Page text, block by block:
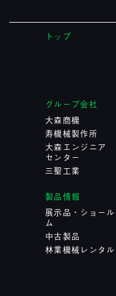
トップ
グループ会社
大森商機
寿機械製作所
大森エンジニア
センター
三聖工業
製品情報
展示品・ショール
ム
中古製品
林業機械レンタル